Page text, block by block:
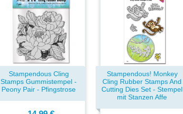
Stampendous Cling
Stamps Gummistempel -
Peony Pair - Pfingstrose
Stampendous! Monkey
Cling Rubber Stamps And
Cutting Dies Set - Stempel
mit Stanzen Affe